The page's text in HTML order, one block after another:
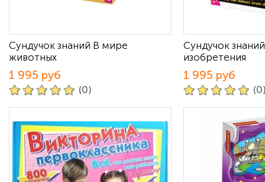
Сундучок знаний В мире
животных
1 995 руб
(0)
Сундучок
изобретения
1 995 руб